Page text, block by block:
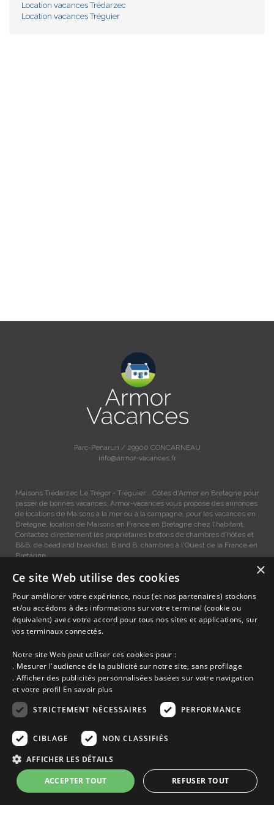
Location vacances Trédarzec
Location vacances Tréguier
Parc-Penarun / 29900 CONCARNEAU
info@armor-vacances.fr
Maisons Trédarzec Le Trégor - Tréguier... Côtes d'Armor en Bretagne pour
passer de bonnes vacances, Armor-vacances vous propose des annonces
de locations de Maisons à la mer ou à la campagne, pour les vacances en
Bretagne, location de Maisons en France en Bretagne chez l'habitant.
Contactez directement les propriétaires bretons de chambres d'hôtes et
B&B, de bead and breakfast, B and B, chambres à l'Ouest de la France en
Bretagne.
Maisons vacances Trédarzec, Location entre Particuliers
Accueil
Dernières minutes
Découvrir les départements bretons
Qui sommes-nous ?
Espace propriétaire
Ma sélection
Blog
Mentions légales
Politique cookies
En partenariat avec Clévacances des Côtes d'Armor et du Finistère,
Clévacances est un label national de référence, réglementé par une charte
et grille de critères nationales pour certifier la qualité des hébergements
touristiques. C'est aussi un réseau de proximité avec une visite tous les 4
×
Ce site Web utilise des cookies
Pour améliorer votre expérience, nous (et nos partenaires) stockons
et/ou accédons à des informations sur votre terminal (cookie ou
équivalent) avec votre accord pour tous nos sites et applications, sur
vos terminaux connectés.
Notre site Web peut utiliser ces cookies pour :
. Mesurer l'audience de la publicité sur notre site, sans profilage
. Afficher des publicités personnalisées basées sur votre navigation
et votre profil En savoir plus
STRICTEMENT NÉCESSAIRES
PERFORMANCE
CIBLAGE NON CLASSIFIÉS
AFFICHER LES DÉTAILS
ACCEPTER TOUT REFUSER TOUT